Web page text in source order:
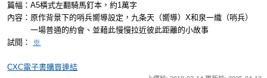
篇幅：A5橫式左翻騎馬釘本，約1萬字
內容：原作背景下的哨兵嚮導設定，九条天（嚮導）X和泉一織（哨兵）
一場普通的約會、並藉此慢慢拉近彼此距離的小故事
試閱：
※
CXC電子書購買連結